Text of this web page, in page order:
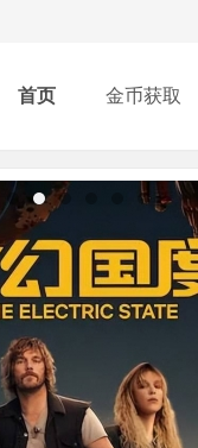
首页 金币获取